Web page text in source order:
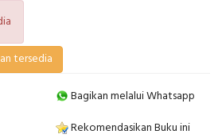
tersedia
Bagikan melalui Whatsapp
Rekomendasikan Buku ini